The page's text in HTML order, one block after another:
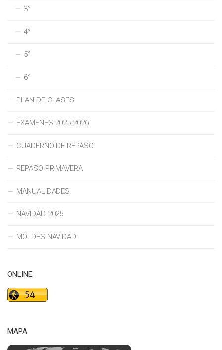
3°
4°
5°
6°
PLAN DE CLASES
EXAMENES 2025-2026
CUADERNO DE REPASO
REPASO PRIMAVERA
MANUALIDADES
NAVIDAD 2025
MOLDES NAVIDAD
ONLINE
MAPA